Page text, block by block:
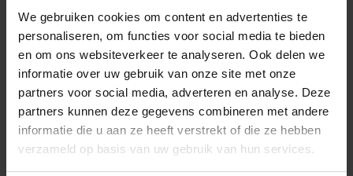
We gebruiken cookies om content en advertenties te
personaliseren, om functies voor social media te bieden
en om ons websiteverkeer te analyseren. Ook delen we
informatie over uw gebruik van onze site met onze
partners voor social media, adverteren en analyse. Deze
partners kunnen deze gegevens combineren met andere
informatie die u aan ze heeft verstrekt of die ze hebben
verzameld op basis van uw gebruik van hun services.
CONTACTEER ONS
Neem contact op met onze experts voor meer
informatie.